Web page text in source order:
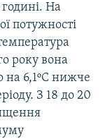
годині. На
потужності
року вона
на 6,1ºС нижче
З 18 до 20